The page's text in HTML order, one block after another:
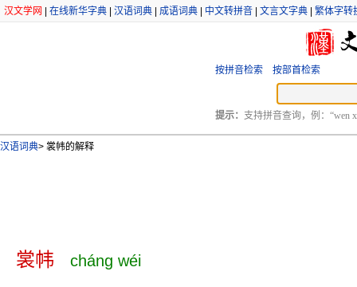
汉文学网 在线新华字典 汉语词典 成语词典 中文转拼音 文言文字典 繁体字转
按拼音检索 按部首检索
提示： 支持拼音查询，例：“wen
汉语词典> 裳帏的解释
裳帏 cháng wéi